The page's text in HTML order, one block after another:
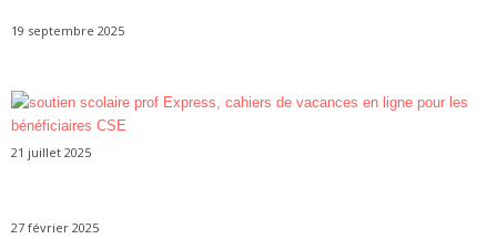
19 septembre 2025
21 juillet 2025
27 février 2025